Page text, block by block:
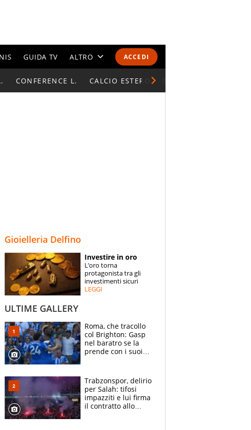
ACCEDI
GUIDA TV ALTRO
CALENDARI E CLASSIFICHE
ESPERTI
CONTATTI
CONFERENCE L. CALCIO ESTERO
Gioielleria Delfino
Investire in oro
L’oro torna
protagonista tra gli
investimenti sicuri
LEGGI
ULTIME GALLERY
Roma, che tracollo
col Brighton: Gasp
nel baratro se la
prende con i suoi
Trabzonspor, delirio
per Salah: tifosi
impazziti e lui firma
il contratto allo